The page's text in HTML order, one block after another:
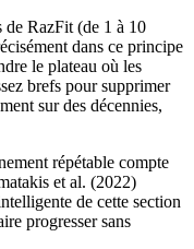
de RazFit (de 1 à 10
dans ce principe
le plateau où les
brefs pour supprimer
sur des décennies,
répétable compte
et al. (2022)
de cette section
progresser sans